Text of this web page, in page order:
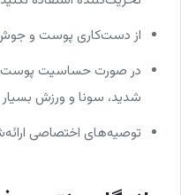
از دست‌کاری پوست و
در صورت حساسیت پوست،
شدید، سونا و ورزش
توصیه‌های اختصاصی